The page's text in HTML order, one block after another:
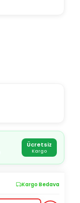
Ücretsiz
Kargo
Kargo Bedava